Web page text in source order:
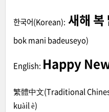
한국어(Korean): 새해 복
bok mani badeuseyo)
English: Happy
繁體中文(Traditional
kuàil è)